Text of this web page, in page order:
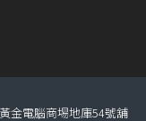
金電腦商埸地庫54號舖